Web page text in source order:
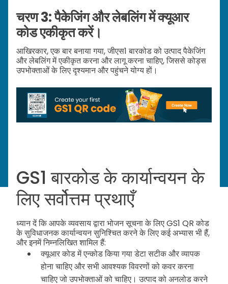
चरण 3: पैकेजिंग और लेबलिंग में क्यूआर
कोड एकीकृत करें।
आखिरकार, एक बार बनाया गया, जीएस1 बारकोड को उत्पाद पैकेजिंग
और लेबलिंग में एकीकृत करना और लागू करना चाहिए, जिससे कोड्स
उपभोक्ताओं के लिए दृश्यमान और पहुंचने योग्य हों।
GS1 बारकोड के कार्यान्वयन के
लिए सर्वोत्तम प्रथाएँ
ध्यान दें कि आपके व्यवसाय द्वारा भोजन सूचना के लिए GS1 QR कोड
के सुविधाजनक कार्यान्वयन सुनिश्चित करने के लिए कई अभ्यास भी हैं,
और इनमें निम्नलिखित शामिल हैं:
क्यूआर कोड में एन्कोड किया गया डेटा सटीक और व्यापक
होना चाहिए और सभी आवश्यक विवरणों को कवर करना
चाहिए जो उपभोक्ताओं को चाहिए। उत्पाद को अनलोड करने